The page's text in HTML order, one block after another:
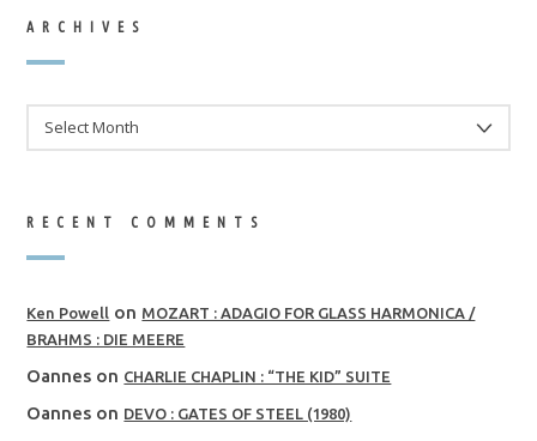
ARCHIVES
RECENT COMMENTS
Ken Powell on MOZART : ADAGIO FOR GLASS HARMONICA /
BRAHMS : DIE MEERE
Oannes on CHARLIE CHAPLIN : “THE KID” SUITE
Oannes on DEVO : GATES OF STEEL (1980)